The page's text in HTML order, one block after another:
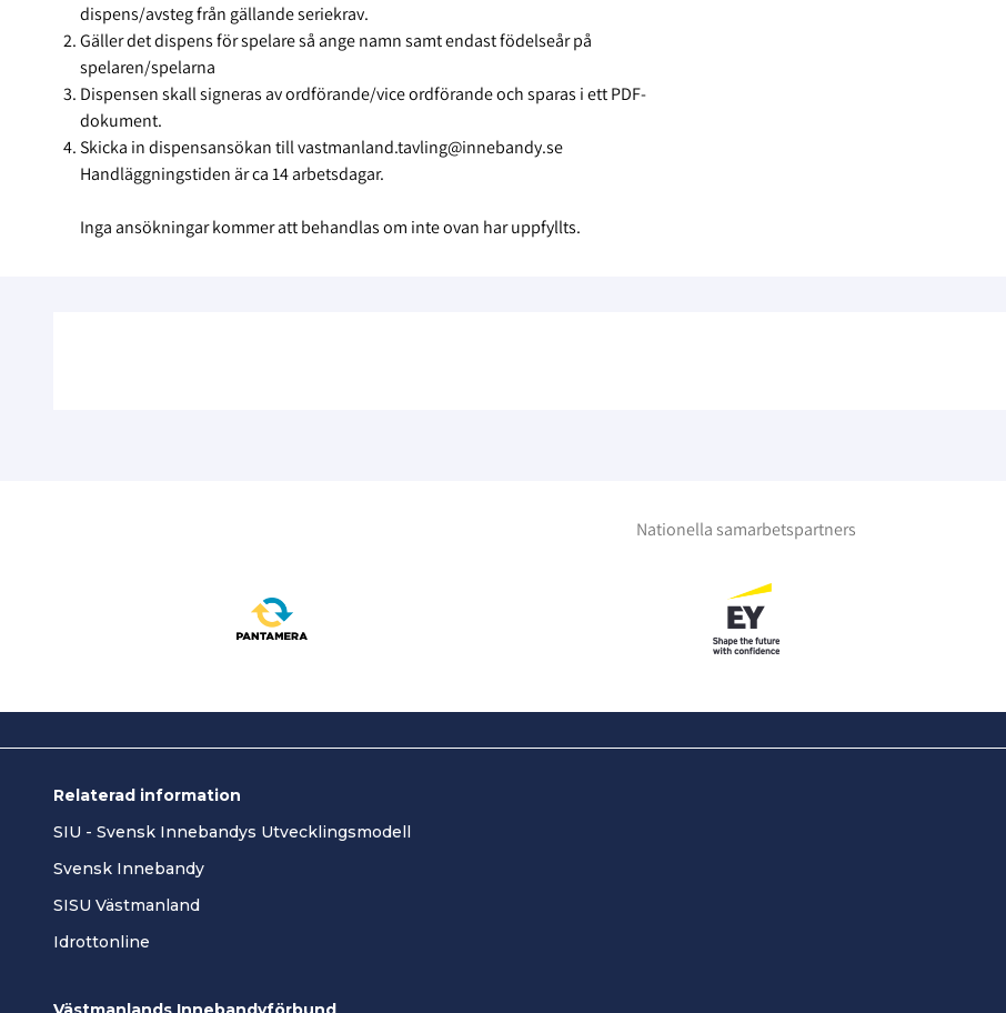
dispens/avsteg från gällande seriekrav.
Gäller det dispens för spelare så ange namn samt endast födelseår på
spelaren/spelarna
Dispensen skall signeras av ordförande/vice ordförande och sparas i ett PDF-
dokument.
Skicka in dispensansökan till vastmanland.tavling@innebandy.se
Handläggningstiden är ca 14 arbetsdagar.
Inga ansökningar kommer att behandlas om inte ovan har uppfyllts.
Nationella samarbetspartners
Relaterad information
SIU - Svensk Innebandys Utvecklingsmodell
Svensk Innebandy
SISU Västmanland
Idrottonline